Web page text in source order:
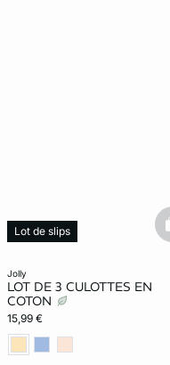
jolly
LOT DE 3 CULOTTES EN
COTON
15,99 €
Lot de slips